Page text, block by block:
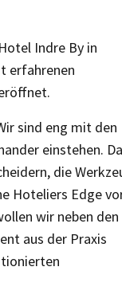
Indre By in
erfahrenen
sind eng mit den
einstehen.
die
Hoteliers Edge
wir neben den
aus der Praxis